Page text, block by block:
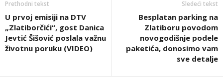
Prethodni tekst
U prvoj emisiji na DTV
„Zlatiborčići“, gost Danica
Jevtić Šišović poslala važnu
životnu poruku (VIDEO)
Sledeći tekst
Besplatan parking na
Zlatiboru povodom
novogodišnje podele
paketića, donosimo vam
sve detalje